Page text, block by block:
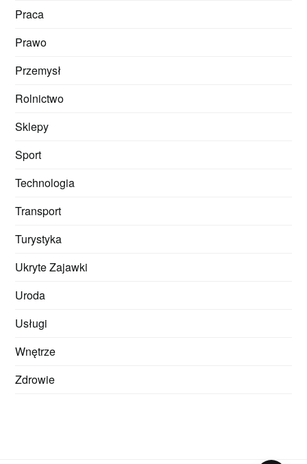
Praca
Prawo
Przemysł
Rolnictwo
Sklepy
Sport
Technologia
Transport
Turystyka
Ukryte Zajawki
Uroda
Usługi
Wnętrze
Zdrowie